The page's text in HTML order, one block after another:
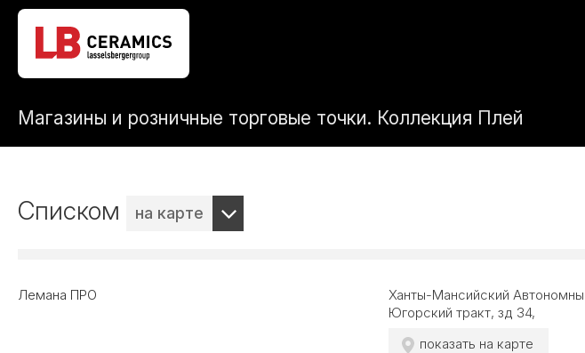
Магазины и розничные торговые точки. Коллекция Плей
Списком на карте
Лемана ПРО
Ханты-Мансийский
Югорский тракт, зд 34,
показать на карте